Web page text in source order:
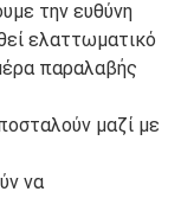
την ευθύνη
ελαττωματικό
παραλαβής
μαζί με
να